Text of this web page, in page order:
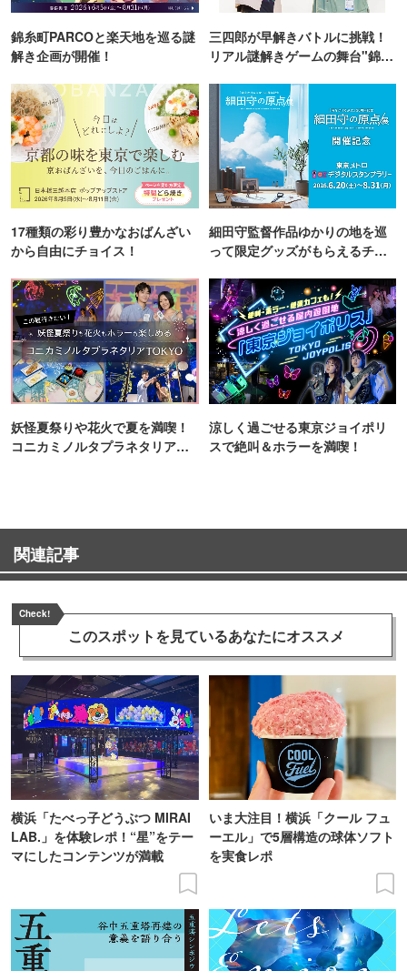
錦糸町PARCOと楽天地を巡る謎
解き企画が開催！
三四郎が早解きバトルに挑戦！
リアル謎解きゲームの舞台"錦糸
17種類の彩り豊かなおばんざい
から自由にチョイス！
細田守監督作品ゆかりの地を巡
って限定グッズがもらえるチャ
妖怪夏祭りや花火で夏を満喫！
コニカミノルタプラネタリア
涼しく過ごせる東京ジョイポリ
スで絶叫＆ホラーを満喫！
関連記事
Check!
このスポットを見ているあなたにオススメ
横浜「たべっ子どうぶつ MIRAI
LAB.」を体験レポ！“星”をテー
マにしたコンテンツが満載
いま大注目！横浜「クール フュ
ーエル」で5層構造の球体ソフト
を実食レポ